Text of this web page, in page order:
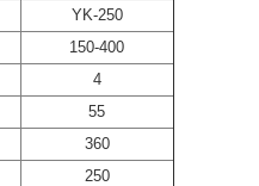
YK-250
150-400
4
55
360
250